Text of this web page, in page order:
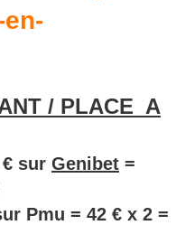
/ PLACE A
sur Genibet =
Pmu = 42 € x 2 =